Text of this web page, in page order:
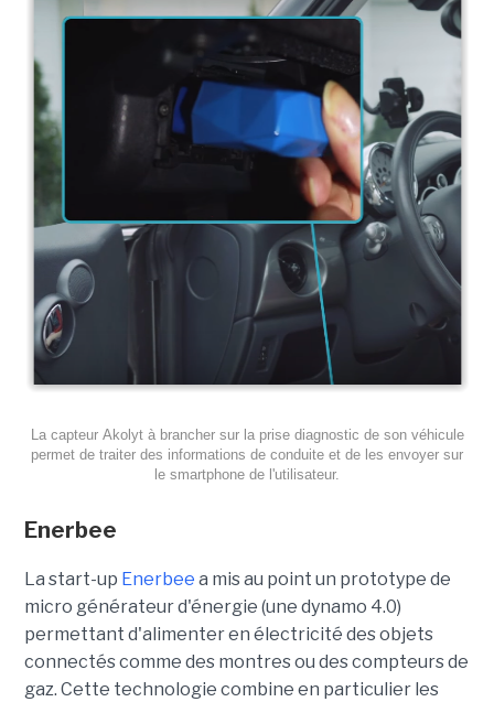
La capteur Akolyt à brancher sur la prise diagnostic de son véhicule
permet de traiter des informations de conduite et de les envoyer sur
le smartphone de l'utilisateur.
Enerbee
La start-up Enerbee a mis au point un prototype de
micro générateur d'énergie (une dynamo 4.0)
permettant d'alimenter en électricité des objets
connectés comme des montres ou des compteurs de
gaz. Cette technologie combine en particulier les